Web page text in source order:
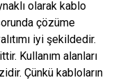
olarak kablo
çözüme
iyi şekildedir.
Kullanım alanları
Çünkü kabloların